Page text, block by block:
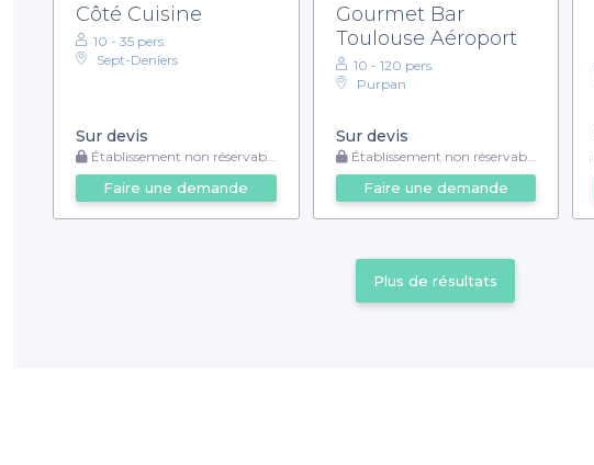
Côté Cuisine
10 - 35 pers.
Sept-Deniers
Sur devis
Établissement non réservable
Faire une demande
Gourmet Bar
Toulouse Aéroport
10 - 120 pers.
Purpan
Sur devis
Établissement non réservable
Faire une demande
Plus de résultats